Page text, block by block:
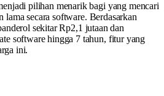
pilihan menarik bagi yang mencari
lama secara software. Berdasarkan
sekitar Rp2,1 jutaan dan
software hingga 7 tahun, fitur yang
ini.